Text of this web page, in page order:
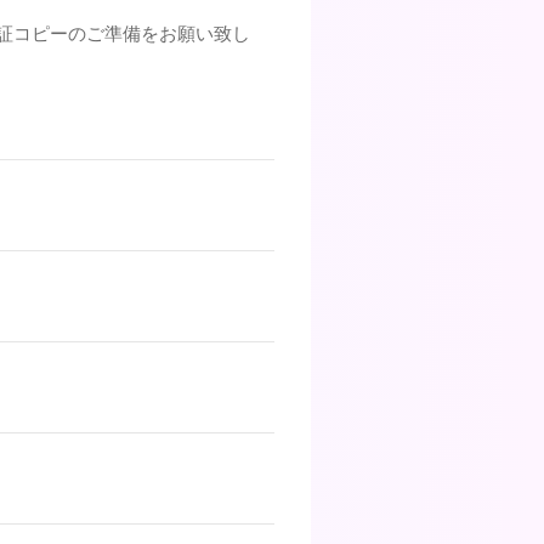
ピーのご準備をお願い致し